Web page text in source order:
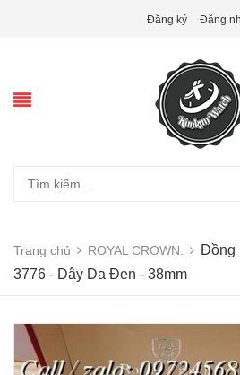
Đăng ký Đăng
Trang chủ ROYAL CROWN.
Đồng
3776 - Dây Da Đen - 38mm